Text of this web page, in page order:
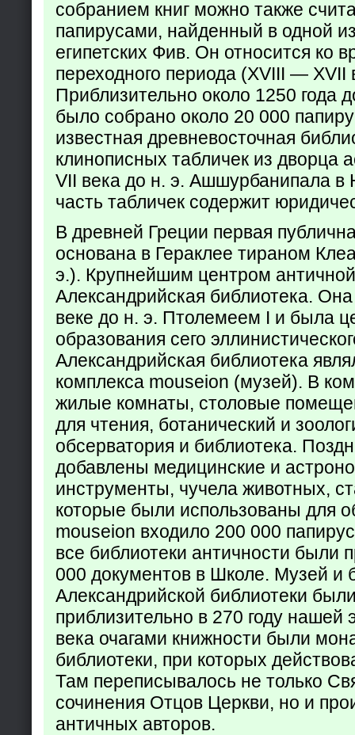
собранием книг можно также
папирусами, найденный в одной
египетских Фив. Он относится ко
переходного периода (XVIII — XVII
Приблизительно около 1250 года
было собрано около 20 000
известная древневосточная
клинописных табличек из дворца
VII века до н. э. Ашшурбанипала в
часть табличек содержит
В древней Греции первая
основана в Гераклее тираном
э.). Крупнейшим центром
Александрийская библиотека.
веке до н. э. Птолемеем I и была
образования сего
Александрийская библиотека
комплекса mouseion (музей). В
жилые комнаты, столовые
для чтения, ботанический и
обсерватория и библиотека.
добавлены медицинские и
инструменты, чучела животных,
которые были использованы для
mouseion входило 200 000
все библиотеки античности были
000 документов в Школе. Музей и
Александрийской библиотеки
приблизительно в 270 году
века очагами книжности были
библиотеки, при которых
Там переписывалось не только
сочинения Отцов Церкви, но и
античных авторов.